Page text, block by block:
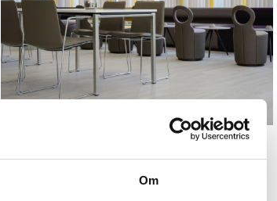
Om
Vi er stolte over å levert både tepper og Re/Cover